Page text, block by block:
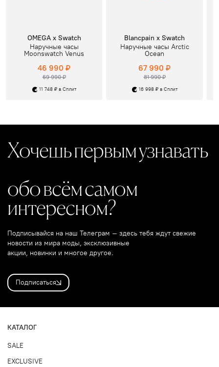
OMEGA x Swatch
Наручные часы
Moonswatch Venus
69 990 ₽
46 990 ₽
11 748 ₽ в Сплит
Blancpain x Swatch
Наручные часы Arctic
Ocean
81 990 ₽
67 990 ₽
16 998 ₽ в Сплит
Хочешь первым узнавать
обо всём самом
интересном?
Подписывайся на наш Телеграм – здесь тебя ждут свежие
новости из мира моды, эксклюзивные
акции, новинки и многое другое.
Подписаться
КАТАЛОГ
SALE
EXCLUSIVE